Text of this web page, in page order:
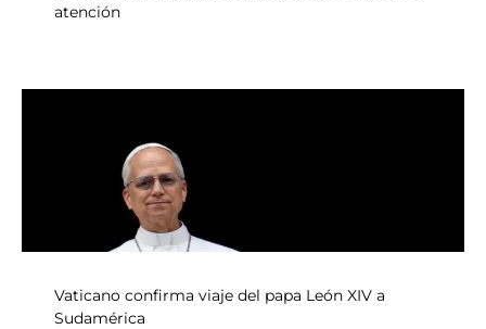
atención
Vaticano confirma viaje del papa León XIV a
Sudamérica